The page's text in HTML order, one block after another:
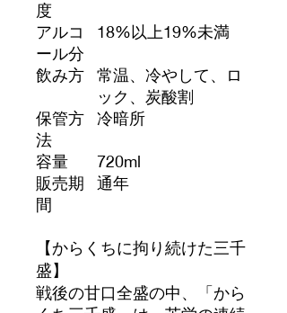
度
アルコ
ール分
18%以上19%未満
飲み方
常温、冷やして、ロ
ック、炭酸割
保管方
法
冷暗所
容量
720ml
販売期
間
通年
【からくちに拘り続けた三千
盛】
戦後の甘口全盛の中、「から